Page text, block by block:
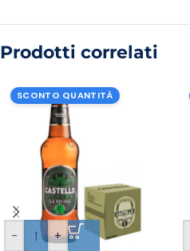
Prodotti correlati
SCONTO QUANTITÀ
- +